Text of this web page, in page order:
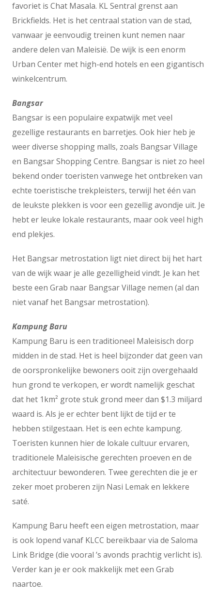
favoriet is Chat Masala. KL Sentral grenst aan
Brickfields. Het is het centraal station van de stad,
vanwaar je eenvoudig treinen kunt nemen naar
andere delen van Maleisië. De wijk is een enorm
Urban Center met high-end hotels en een gigantisch
winkelcentrum.
Bangsar
Bangsar is een populaire expatwijk met veel
gezellige restaurants en barretjes. Ook hier heb je
weer diverse shopping malls, zoals Bangsar Village
en Bangsar Shopping Centre. Bangsar is niet zo heel
bekend onder toeristen vanwege het ontbreken van
echte toeristische trekpleisters, terwijl het één van
de leukste plekken is voor een gezellig avondje uit. Je
hebt er leuke lokale restaurants, maar ook veel high
end plekjes.
Het Bangsar metrostation ligt niet direct bij het hart
van de wijk waar je alle gezelligheid vindt. Je kan het
beste een Grab naar Bangsar Village nemen (al dan
niet vanaf het Bangsar metrostation).
Kampung Baru
Kampung Baru is een traditioneel Maleisisch dorp
midden in de stad. Het is heel bijzonder dat geen van
de oorspronkelijke bewoners ooit zijn overgehaald
hun grond te verkopen, er wordt namelijk geschat
dat het 1km² grote stuk grond meer dan $1.3 miljard
waard is. Als je er echter bent lijkt de tijd er te
hebben stilgestaan. Het is een echte kampung.
Toeristen kunnen hier de lokale cultuur ervaren,
traditionele Maleisische gerechten proeven en de
architectuur bewonderen. Twee gerechten die je er
zeker moet proberen zijn Nasi Lemak en lekkere
saté.
Kampung Baru heeft een eigen metrostation, maar
is ook lopend vanaf KLCC bereikbaar via de Saloma
Link Bridge (die vooral ’s avonds prachtig verlicht is).
Verder kan je er ook makkelijk met een Grab
naartoe.